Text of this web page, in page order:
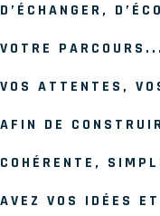
D’ÉCHANGER,
VOTRE
VOS ATTENTES,
AFIN DE
COHÉRENTE,
AVEZ VOS IDÉES